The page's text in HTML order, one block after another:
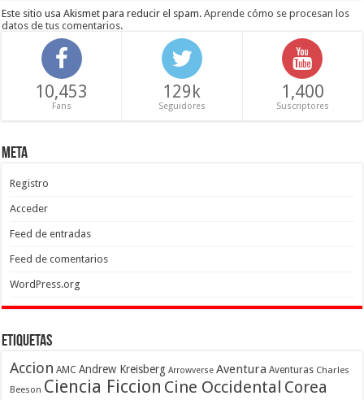
Este sitio usa Akismet para reducir el spam.Aprende cómo se procesan los
datos de tus comentarios.
10,453
Fans
129k
Seguidores
1,400
Suscriptores
Meta
Registro
Acceder
Feed de entradas
Feed de comentarios
WordPress.org
Etiquetas
Accion AMC Andrew Kreisberg Arrowverse Aventura Aventuras Charles
Beeson Ciencia Ficcion Cine Occidental Corea